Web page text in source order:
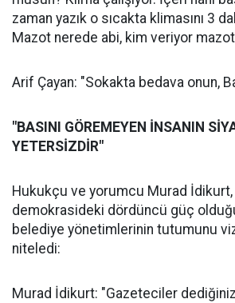
zaman yazık o sıcakta klimasını 3
Mazot nerede abi, kim veriyor
Arif Çayan: "Sokakta bedava onun,
"BASINI GÖREMEYEN İNSANIN
YETERSİZDİR"
Hukukçu ve yorumcu Murad İdikurt,
demokrasideki dördüncü güç
belediye yönetimlerinin tutumunu
niteledi:
Murad İdikurt: "Gazeteciler